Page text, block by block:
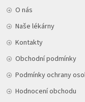
O nás
Naše lékárny
Kontakty
Obchodní podmínky
Podmínky ochrany
Hodnocení obchodu